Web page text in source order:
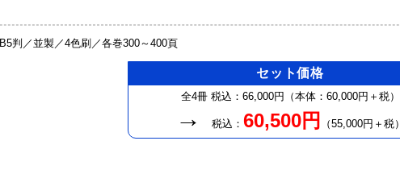
B5判／並製／4色刷／各巻300～400頁
セット価格
全4冊 税込：66,000円（本体：60,000円＋税）
→ 税込： 60,500円 （55,000円＋税）